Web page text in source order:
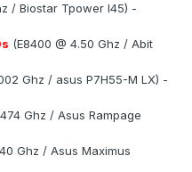
/ Biostar Tpower I45) -
(E8400 @ 4.50 Ghz / Abit
Ghz / asus P7H55-M LX) -
Ghz / Asus Rampage
Ghz / Asus Maximus